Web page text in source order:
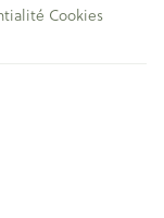
Cookies